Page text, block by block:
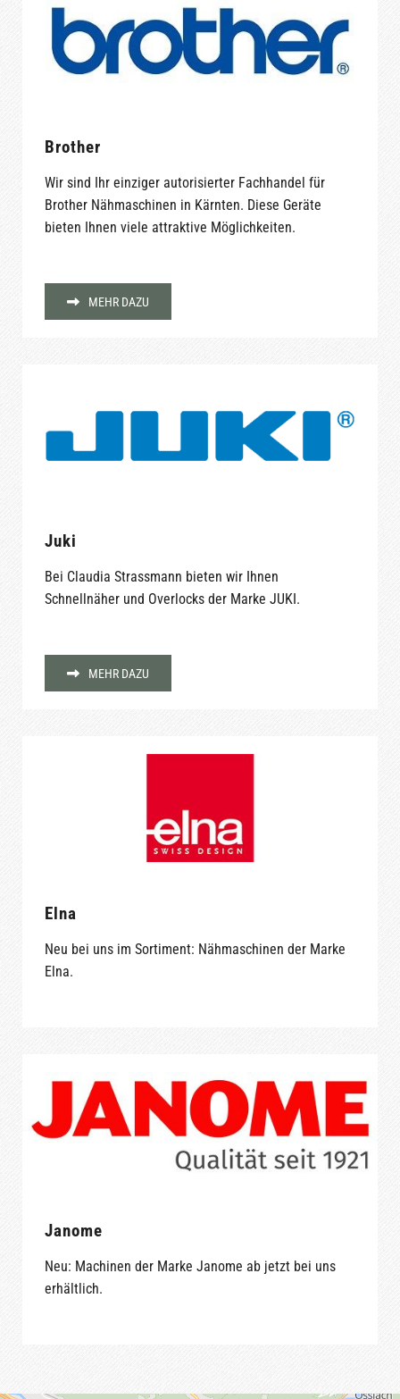
Brother
Wir sind Ihr einziger autorisierter Fachhandel für
Brother Nähmaschinen in Kärnten. Diese Geräte
bieten Ihnen viele attraktive Möglichkeiten.
MEHR DAZU
Juki
Bei Claudia Strassmann bieten wir Ihnen
Schnellnäher und Overlocks der Marke JUKI.
MEHR DAZU
Elna
Neu bei uns im Sortiment: Nähmaschinen der Marke
Elna.
Janome
Neu: Machinen der Marke Janome ab jetzt bei uns
erhältlich.